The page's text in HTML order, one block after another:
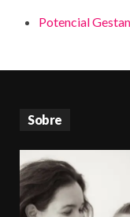
Potencial
Sobre